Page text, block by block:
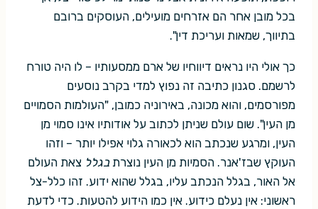
בכל מובן אחר הם אזרחים מועילים, העוסקים ברובם
בתיווך, שמאות ועריכת דין".
כך אולי היו נראים דיווחיו של ארם ממסעותיו – לו היה טורח
לרשמם. סגנון כתיבה זה נפוץ למדי בקרב נוסעים
מפורסמים, והוא מכונה, באירוניה כמובן, "העולמות הסמויים
מן העין". שום עולם שניתן לכתוב על אודותיו אינו סמוי מן
העין, ומרגע שנכתב הוא לכאורה גלוי אפילו יותר – וזהו
העוקץ שבז'אנר. הסמיות מן העין נוצרתבגלל צאת העולם
אל האור, בגלל הנכתב עליו, בגלל שהוא ידוע. זהו כלל-צל
ראשוני: אין נעלם כידוע. אין כמו הידוע להטעות. כדי לדעת